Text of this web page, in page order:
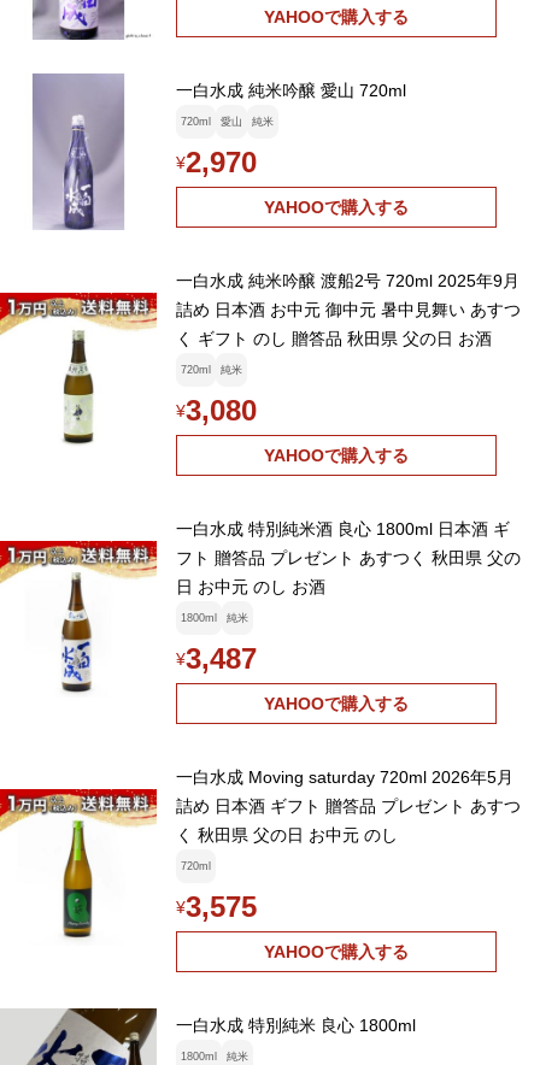
YAHOOで購入する
一白水成 純米吟醸 愛山 720ml
720ml 愛山 純米
¥2,970
YAHOOで購入する
一白水成 純米吟醸 渡船2号 720ml 2025年9月
詰め 日本酒 お中元 御中元 暑中見舞い あすつ
く ギフト のし 贈答品 秋田県 父の日 お酒
720ml 純米
¥3,080
YAHOOで購入する
一白水成 特別純米酒 良心 1800ml 日本酒 ギ
フト 贈答品 プレゼント あすつく 秋田県 父の
日 お中元 のし お酒
1800ml 純米
¥3,487
YAHOOで購入する
一白水成 Moving saturday 720ml 2026年5月
詰め 日本酒 ギフト 贈答品 プレゼント あすつ
く 秋田県 父の日 お中元 のし
720ml
¥3,575
YAHOOで購入する
一白水成 特別純米 良心 1800ml
1800ml 純米